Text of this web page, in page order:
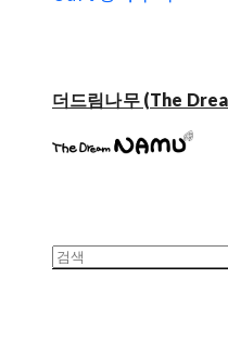
더드림나무 (The